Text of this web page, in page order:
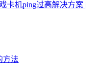
卡机ping过高解决方案 |
方法